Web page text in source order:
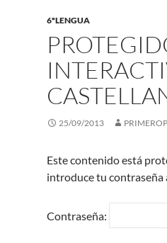
6ºLENGUA
25/09/2013
Este contenido está
introduce tu contraseña
Contraseña: